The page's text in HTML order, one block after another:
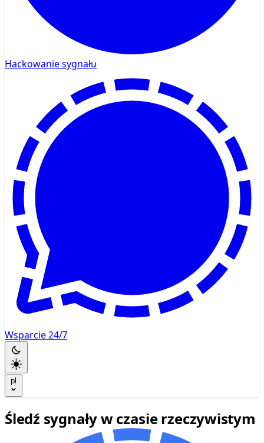
Hackowanie sygnału
Wsparcie 24/7
pl
Śledź sygnały w czasie rzeczywistym